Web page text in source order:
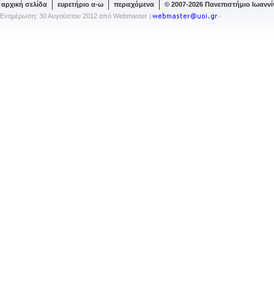
αρχική σελίδα ευρετήριο α-ω περιεχόμενα
© 2007-2026 Πανεπιστήμιο
Ενημέρωση: 30 Αυγούστου 2012 από Webmaster |
.-